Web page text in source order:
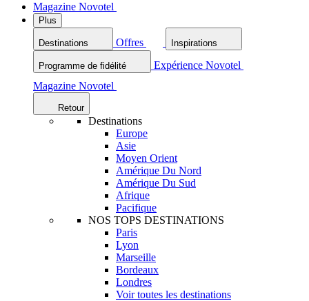
Magazine Novotel
Plus
Destinations Offres Inspirations
Programme de fidélité
Expérience Novotel
Magazine Novotel
Retour
Destinations
Europe
Asie
Moyen Orient
Amérique Du Nord
Amérique Du Sud
Afrique
Pacifique
NOS TOPS DESTINATIONS
Paris
Lyon
Marseille
Bordeaux
Londres
Voir toutes les destinations